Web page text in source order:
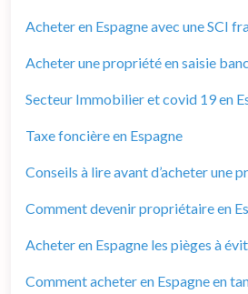
Acheter en Espagne avec une SCI
Acheter une propriété en saisie
Secteur Immobilier et covid 19 en
Taxe foncière en Espagne
Conseils à lire avant d’acheter une
Comment devenir propriétaire en
Acheter en Espagne les pièges à
Comment acheter en Espagne en